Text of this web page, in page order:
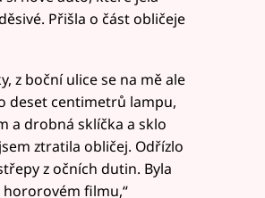
Přišla o část obličeje
z boční ulice se na mě ale
deset centimetrů lampu,
a drobná sklíčka a sklo
ztratila obličej. Odřízlo
z očních dutin. Byla
hororovém filmu,“